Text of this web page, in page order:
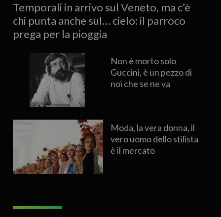
Temporali in arrivo sul Veneto, ma c’è
chi punta anche sul… cielo: il parroco
prega per la pioggia
Non è morto solo
Guccini, è un pezzo di
noi che se ne va
Moda, la vera donna, il
vero uomo dello stilista
è il mercato